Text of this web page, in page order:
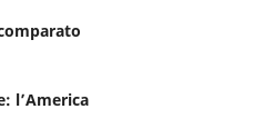
l’America